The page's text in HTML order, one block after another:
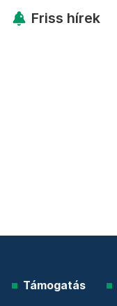
Friss hírek
Támogatás